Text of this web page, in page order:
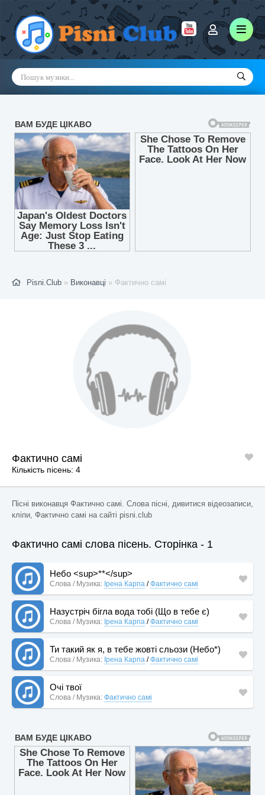
Pisni.Club » Виконавці » Фактично самі
Фактично самі
Кількість пісень: 4
Пісні виконавця Фактично самі. Слова пісні, дивитися відеозаписи,
кліпи, Фактично самі на сайті pisni.club
Фактично самі слова пісень. Сторінка - 1
Небо <sup>**</sup>
Слова / Музика: Ірена Карпа /Фактично самі
Назустрiч бiгла вода тобi (Що в тебе є)
Слова / Музика: Ірена Карпа /Фактично самі
Ти такий як я, в тебе жовті сльози (Небо*)
Слова / Музика: Ірена Карпа /Фактично самі
Очі твої
Слова / Музика: Фактично самі